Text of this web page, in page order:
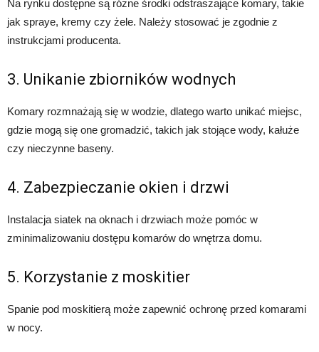
Na rynku dostępne są różne środki odstraszające komary, takie
jak spraye, kremy czy żele. Należy stosować je zgodnie z
instrukcjami producenta.
3. Unikanie zbiorników wodnych
Komary rozmnażają się w wodzie, dlatego warto unikać miejsc,
gdzie mogą się one gromadzić, takich jak stojące wody, kałuże
czy nieczynne baseny.
4. Zabezpieczanie okien i drzwi
Instalacja siatek na oknach i drzwiach może pomóc w
zminimalizowaniu dostępu komarów do wnętrza domu.
5. Korzystanie z moskitier
Spanie pod moskitierą może zapewnić ochronę przed komarami
w nocy.